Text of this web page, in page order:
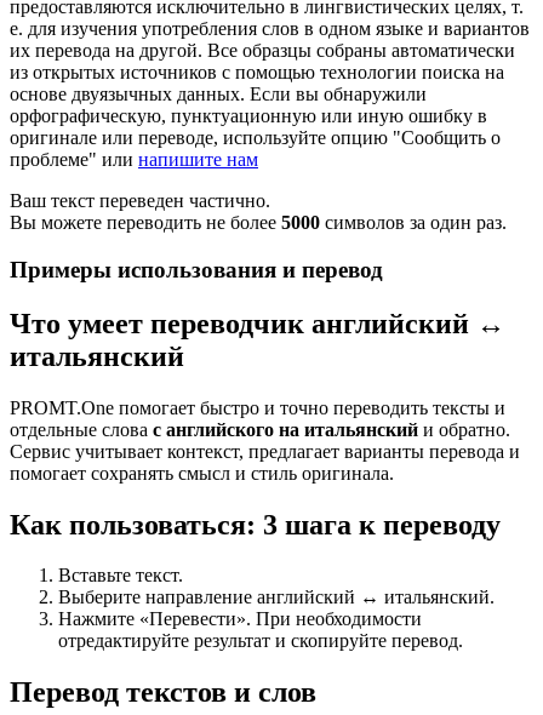
предоставляются исключительно в лингвистических целях, т.
е. для изучения употребления слов в одном языке и вариантов
их перевода на другой. Все образцы собраны автоматически
из открытых источников с помощью технологии поиска на
основе двуязычных данных. Если вы обнаружили
орфографическую, пунктуационную или иную ошибку в
оригинале или переводе, используйте опцию "Сообщить о
проблеме" или напишите нам
Ваш текст переведен частично.
Вы можете переводить не более 5000 символов за один раз.
Примеры использования и перевод
Что умеет переводчик английский ↔
итальянский
PROMT.One помогает быстро и точно переводить тексты и
отдельные слова с английского на итальянский и обратно.
Сервис учитывает контекст, предлагает варианты перевода и
помогает сохранять смысл и стиль оригинала.
Как пользоваться: 3 шага к переводу
Вставьте текст.
Выберите направление английский ↔ итальянский.
Нажмите «Перевести». При необходимости
отредактируйте результат и скопируйте перевод.
Перевод текстов и слов